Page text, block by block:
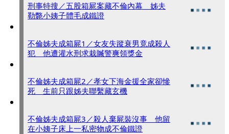
刑事特搜／五股箱屍案藏不倫內幕 姊夫
勒斃小姨子體毛成鐵證
不倫姊夫成箱屍1／女友失蹤衰男竟成殺人
犯 他遭灌水刑求栽贓警爽領獎金
不倫姊夫成箱屍2／孝女下海金援全家卻慘
死 生前只跟姊夫聯繫藏玄機
不倫姊夫成箱屍3／殺人棄屍裝沒事 他留
在小姨子床上一私密物成不倫鐵證